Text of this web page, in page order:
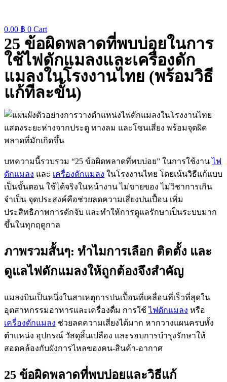
0.00 ฿ 0 Cart
25 ข้อผิดพลาดที่พบบ่อยในการ
ใช้ไฟดักแมลงและเครื่องดัก
แมลงในโรงงานไทย (พร้อมวิธี
แก้ทีละขั้น)
บทความนี้รวบรวม “25 ข้อผิดพลาดที่พบบ่อย” ในการใช้งานไฟ
ดักแมลง และ เครื่องดักแมลง ในโรงงานไทย โดยเน้นวิธีแก้แบบ
เป็นขั้นตอน ใช้ได้จริงในหน้างาน ไม่ขายของ ไม่วิชาการเกิน
จำเป็น จุดประสงค์คือช่วยลดความเสี่ยงปนเปื้อน เพิ่ม
ประสิทธิภาพการดักจับ และทำให้การดูแลรักษาเป็นระบบมาก
ขึ้นในทุกฤดูกาล
ภาพรวมสั้นๆ: ทำไมการเลือก ติดตั้ง และ
ดูแลไฟดักแมลงให้ถูกต้องจึงสำคัญ
แมลงบินเป็นหนึ่งในสาเหตุการปนเปื้อนที่เคลื่อนที่เร็วที่สุดใน
อุตสาหกรรมอาหารและเครื่องดื่ม การใช้ไฟดักแมลง หรือ
เครื่องดักแมลง ช่วยลดความเสี่ยงได้มาก หากวางแผนครบทั้ง
ตำแหน่ง อุปกรณ์ วัสดุสิ้นเปลือง และรอบการบำรุงรักษาให้
สอดคล้องกับผังการไหลของคน-สินค้า-อากาศ
25 ข้อผิดพลาดที่พบบ่อยและวิธีแก้